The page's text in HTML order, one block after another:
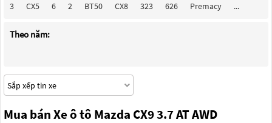
3 CX5 6 2 BT50 CX8 323 626 Premacy ...
Theo năm:
Mua bán Xe ô tô Mazda CX9 3.7 AT AWD